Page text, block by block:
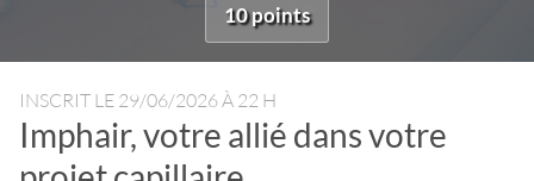
10 points
INSCRIT LE 29/06/2026 À 22 H
Imphair, votre allié dans votre